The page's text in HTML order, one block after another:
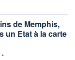
de Memphis,
un Etat à la carte
•